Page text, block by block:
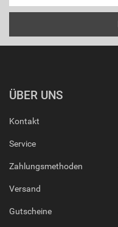
ÜBER UNS
Kontakt
Service
Zahlungsmethoden
Versand
Gutscheine